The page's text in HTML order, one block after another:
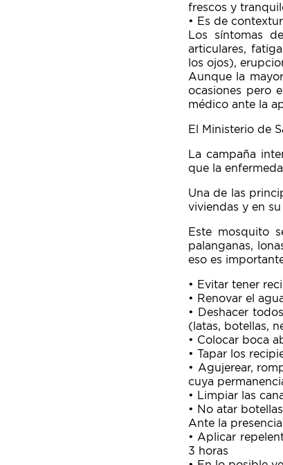
frescos y
• Es de
Los síntomas
articulares,
los ojos),
Aunque la
ocasiones pero
médico ante la
El Ministerio de
La campaña
que la
Una de las
viviendas y en
Este mosquito
palanganas,
eso es
• Evitar tener
• Renovar el
• Deshacer
(latas, botellas,
• Colocar boca
• Tapar los
• Agujerear,
cuya
• Limpiar las
• No atar
Ante la
• Aplicar
3 horas